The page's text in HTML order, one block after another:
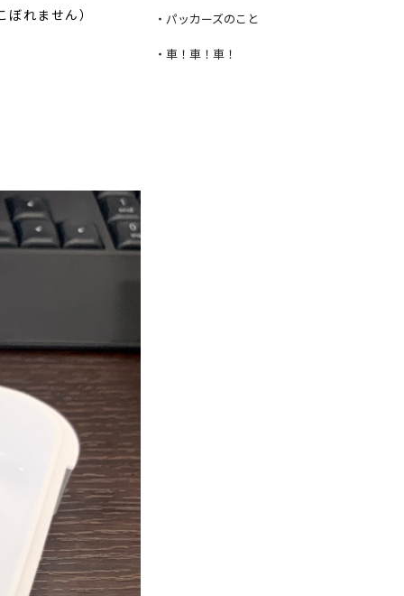
れません） ・パッカーズのこと
・車！車！車！